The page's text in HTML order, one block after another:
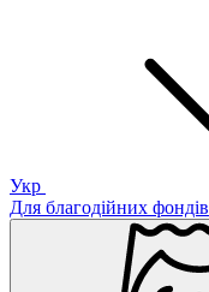
Укр
Для благодійних фондів